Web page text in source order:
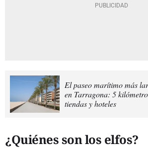
El paseo marítimo más
en Tarragona: 5
tiendas y hoteles
¿Quiénes son los elfos?